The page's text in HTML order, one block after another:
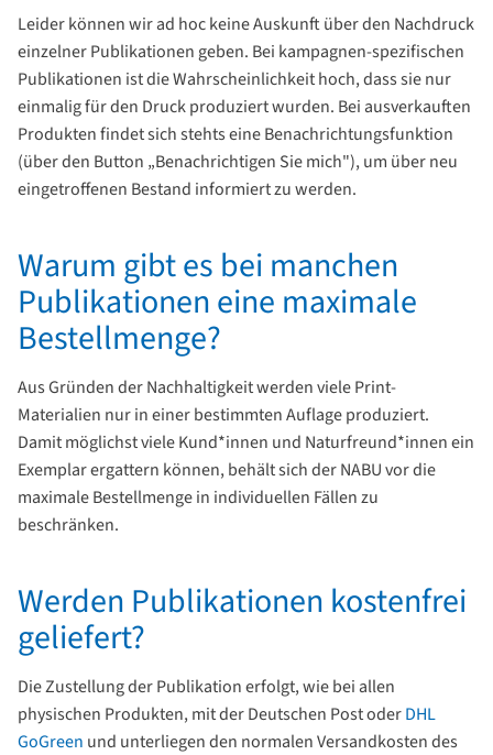
Leider können wir ad hoc keine Auskunft über den Nachdruck
einzelner Publikationen geben. Bei kampagnen-spezifischen
Publikationen ist die Wahrscheinlichkeit hoch, dass sie nur
einmalig für den Druck produziert wurden. Bei ausverkauften
Produkten findet sich stehts eine Benachrichtungsfunktion
(über den Button „Benachrichtigen Sie mich"), um über neu
eingetroffenen Bestand informiert zu werden.
Warum gibt es bei manchen
Publikationen eine maximale
Bestellmenge?
Aus Gründen der Nachhaltigkeit werden viele Print-
Materialien nur in einer bestimmten Auflage produziert.
Damit möglichst viele Kund*innen und Naturfreund*innen ein
Exemplar ergattern können, behält sich der NABU vor die
maximale Bestellmenge in individuellen Fällen zu
beschränken.
Werden Publikationen kostenfrei
geliefert?
Die Zustellung der Publikation erfolgt, wie bei allen
physischen Produkten, mit der Deutschen Post oderDHL
GoGreen und unterliegen den normalen Versandkosten des